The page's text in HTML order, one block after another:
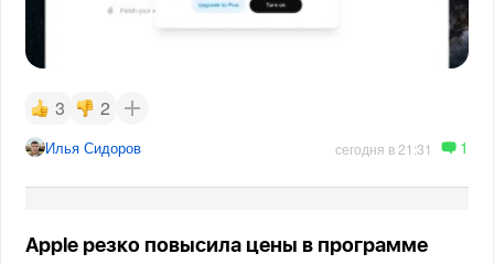
3 2
Илья Сидоров сегодня в 21:31 1
Apple резко повысила цены в программе